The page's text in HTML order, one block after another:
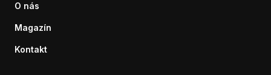
O nás
Magazín
Kontakt